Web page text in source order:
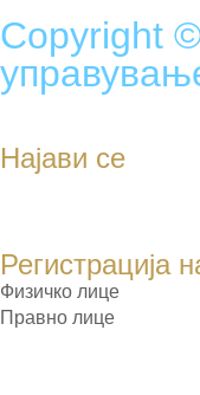
Copyright
Најави се
Регистрација
Физичко лице
Правно лице